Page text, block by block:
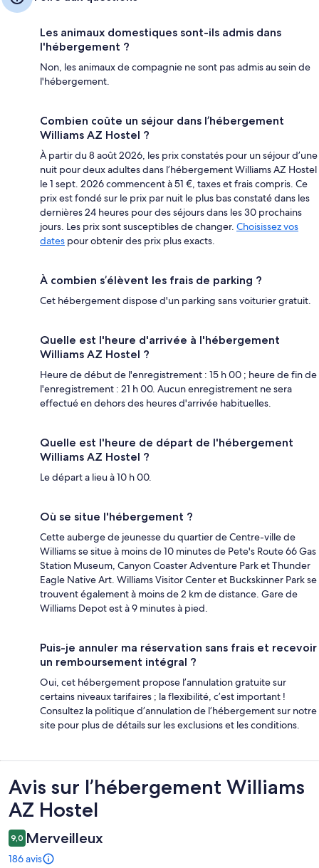
Les animaux domestiques sont-ils admis dans
l'hébergement ?
Non, les animaux de compagnie ne sont pas admis au sein de
l'hébergement.
Combien coûte un séjour dans l’hébergement
Williams AZ Hostel ?
À partir du 8 août 2026, les prix constatés pour un séjour d’une
nuit pour deux adultes dans l’hébergement Williams AZ Hostel
le 1 sept. 2026 commencent à 51 €, taxes et frais compris. Ce
prix est fondé sur le prix par nuit le plus bas constaté dans les
dernières 24 heures pour des séjours dans les 30 prochains
jours. Les prix sont susceptibles de changer. Choisissez vos
dates pour obtenir des prix plus exacts.
À combien s’élèvent les frais de parking ?
Cet hébergement dispose d'un parking sans voiturier gratuit.
Quelle est l'heure d'arrivée à l'hébergement
Williams AZ Hostel ?
Heure de début de l'enregistrement : 15 h 00 ; heure de fin de
l'enregistrement : 21 h 00. Aucun enregistrement ne sera
effectué en dehors des heures d'arrivée habituelles.
Quelle est l'heure de départ de l'hébergement
Williams AZ Hostel ?
Le départ a lieu à 10 h 00.
Où se situe l'hébergement ?
Cette auberge de jeunesse du quartier de Centre-ville de
Williams se situe à moins de 10 minutes de Pete's Route 66 Gas
Station Museum, Canyon Coaster Adventure Park et Thunder
Eagle Native Art. Williams Visitor Center et Buckskinner Park se
trouvent également à moins de 2 km de distance. Gare de
Williams Depot est à 9 minutes à pied.
Puis-je annuler ma réservation sans frais et recevoir
un remboursement intégral ?
Oui, cet hébergement propose l’annulation gratuite sur
certains niveaux tarifaires ; la flexibilité, c’est important !
Consultez la politique d’annulation de l’hébergement sur notre
site pour plus de détails sur les exclusions et les conditions.
Avis
Avis sur l’hébergement Williams
AZ Hostel
9,0 Merveilleux
186 avis